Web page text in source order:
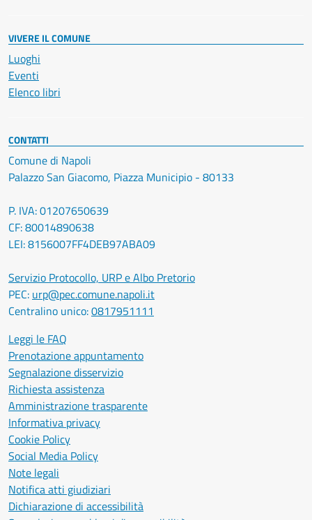
VIVERE IL COMUNE
Luoghi
Eventi
Elenco libri
CONTATTI
Comune di Napoli
Palazzo San Giacomo, Piazza Municipio - 80133
P. IVA: 01207650639
CF: 80014890638
LEI: 8156007FF4DEB97ABA09
Servizio Protocollo, URP e Albo Pretorio
PEC: urp@pec.comune.napoli.it
Centralino unico:0817951111
Leggi le FAQ
Prenotazione appuntamento
Segnalazione disservizio
Richiesta assistenza
Amministrazione trasparente
Informativa privacy
Cookie Policy
Social Media Policy
Note legali
Notifica atti giudiziari
Dichiarazione di accessibilità